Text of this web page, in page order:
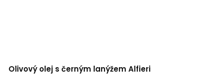
Olivový olej s černým lanýžem Alfieri